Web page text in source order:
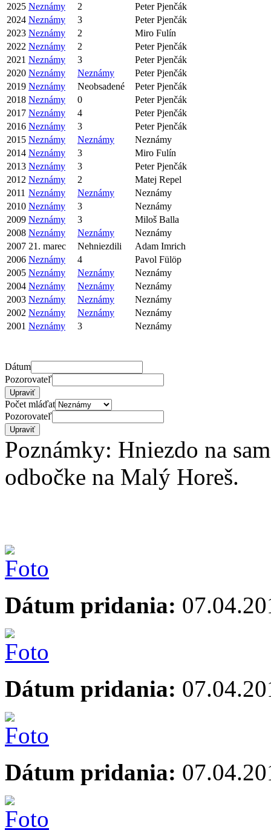
2025 Neznámy 2
Peter Pjenčák
2024 Neznámy 3
Peter Pjenčák
2023 Neznámy 2
Miro Fulín
2022 Neznámy 2
Peter Pjenčák
2021 Neznámy 3
Peter Pjenčák
2020 Neznámy Neznámy
Peter Pjenčák
2019 Neznámy Neobsadené
Peter Pjenčák
2018 Neznámy 0
Peter Pjenčák
2017 Neznámy 4
Peter Pjenčák
2016 Neznámy 3
Peter Pjenčák
2015 Neznámy Neznámy
Neznámy
2014 Neznámy 3
Miro Fulín
2013 Neznámy 3
Peter Pjenčák
2012 Neznámy 2
Matej Repel
2011 Neznámy Neznámy
Neznámy
2010 Neznámy 3
Neznámy
2009 Neznámy 3
Miloš Balla
2008 Neznámy Neznámy
Neznámy
2007 21. marec Nehniezdili
Adam Imrich
2006 Neznámy 4
Pavol Fülöp
2005 Neznámy Neznámy
Neznámy
2004 Neznámy Neznámy
Neznámy
2003 Neznámy Neznámy
Neznámy
2002 Neznámy Neznámy
Neznámy
2001 Neznámy 3 Neznámy
Dátum
Pozorovateľ
Počet mláďat
Pozorovateľ
Poznámky: Hniezdo na
odbočke na Malý Horeš.
Dátum pridania:
Dátum pridania:
Dátum pridania: